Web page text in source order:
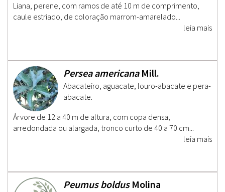
Liana, perene, com ramos de até 10 m de comprimento,
caule estriado, de coloração marrom-amarelado...
leia mais
Persea americana Mill.
Abacateiro, aguacate, louro-abacate e pera-
abacate.
Árvore de 12 a 40 m de altura, com copa densa,
arredondada ou alargada, tronco curto de 40 a 70 cm...
leia mais
Peumus boldus Molina